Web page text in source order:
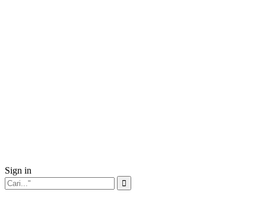
Sign in